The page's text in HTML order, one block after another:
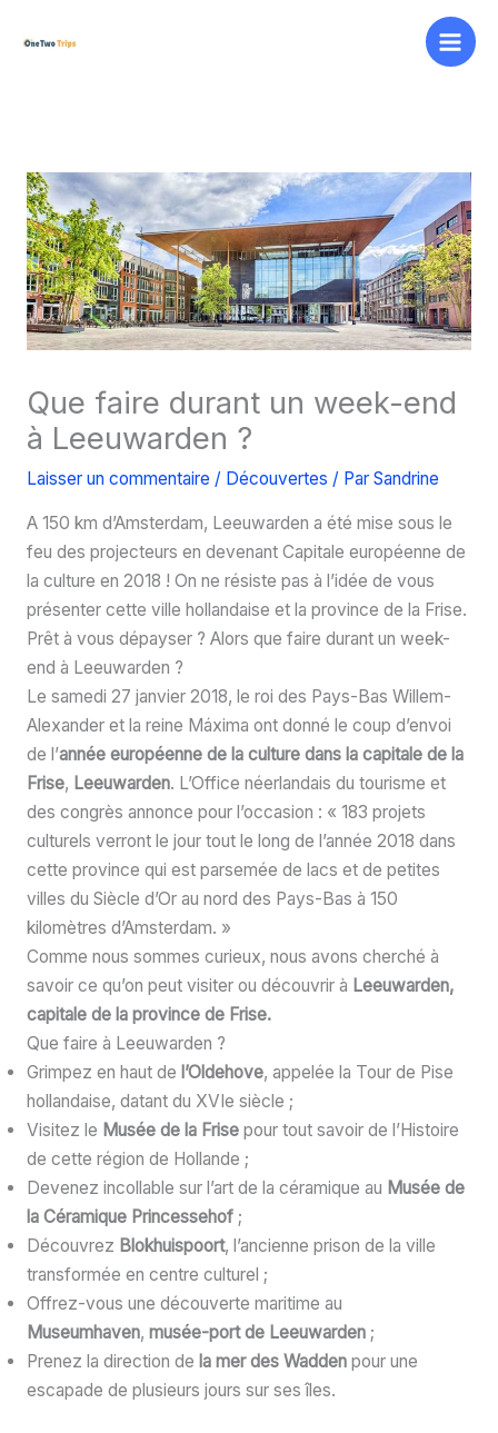
Que faire durant un week-end
à Leeuwarden ?
Laisser un commentaire / Découvertes / Par Sandrine
A 150 km d’Amsterdam, Leeuwarden a été mise sous le
feu des projecteurs en devenant Capitale européenne de
la culture en 2018 ! On ne résiste pas à l’idée de vous
présenter cette ville hollandaise et la province de la Frise.
Prêt à vous dépayser ? Alors que faire durant un week-
end à Leeuwarden ?
Le samedi 27 janvier 2018, le roi des Pays-Bas Willem-
Alexander et la reine Máxima ont donné le coup d’envoi
de l’année européenne de la culture dans la capitale de la
Frise, Leeuwarden. L’Office néerlandais du tourisme et
des congrès annonce pour l’occasion : « 183 projets
culturels verront le jour tout le long de l’année 2018 dans
cette province qui est parsemée de lacs et de petites
villes du Siècle d’Or au nord des Pays-Bas à 150
kilomètres d’Amsterdam. »
Comme nous sommes curieux, nous avons cherché à
savoir ce qu’on peut visiter ou découvrir à Leeuwarden,
capitale de la province de Frise.
Que faire à Leeuwarden ?
Grimpez en haut de l’Oldehove, appelée la Tour de Pise
hollandaise, datant du XVIe siècle ;
Visitez le Musée de la Frisepour tout savoir de l’Histoire
de cette région de Hollande ;
Devenez incollable sur l’art de la céramique au Musée de
la Céramique Princessehof;
Découvrez Blokhuispoort, l’ancienne prison de la ville
transformée en centre culturel ;
Offrez-vous une découverte maritime au
Museumhaven, musée-port de Leeuwarden;
Prenez la direction de la mer des Waddenpour une
escapade de plusieurs jours sur ses îles.